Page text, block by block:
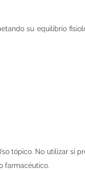
su equilibrio
tópico. No utilizar si
farmacéutico.